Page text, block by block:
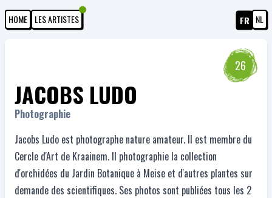
HOME LES ARTISTES FR NL
26
JACOBS LUDO
Photographie
Jacobs Ludo est photographe nature amateur. Il est membre du
Cercle d'Art de Kraainem. Il photographie la collection
d'orchidées du Jardin Botanique à Meise et d'autres plantes sur
demande des scientifiques. Ses photos sont publiées tous les 2